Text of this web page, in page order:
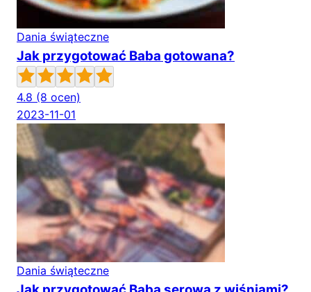
Dania świąteczne
Jak przygotować Baba gotowana?
4.8 (8 ocen)
2023-11-01
Dania świąteczne